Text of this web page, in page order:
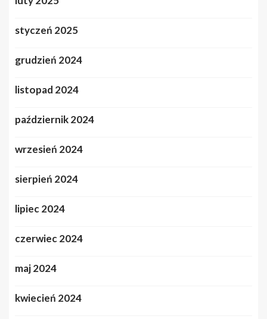
styczeń 2025
grudzień 2024
listopad 2024
październik 2024
wrzesień 2024
sierpień 2024
lipiec 2024
czerwiec 2024
maj 2024
kwiecień 2024